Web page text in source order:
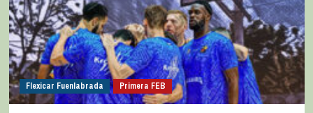
Flexicar Fuenlabrada Primera FEB